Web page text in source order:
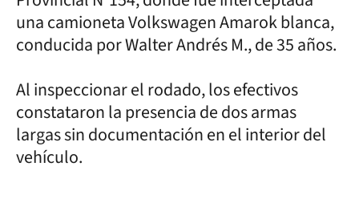
una camioneta Volkswagen Amarok blanca,
conducida por Walter Andrés M., de 35 años.
Al inspeccionar el rodado, los efectivos
constataron la presencia de dos armas
largas sin documentación en el interior del
vehículo.